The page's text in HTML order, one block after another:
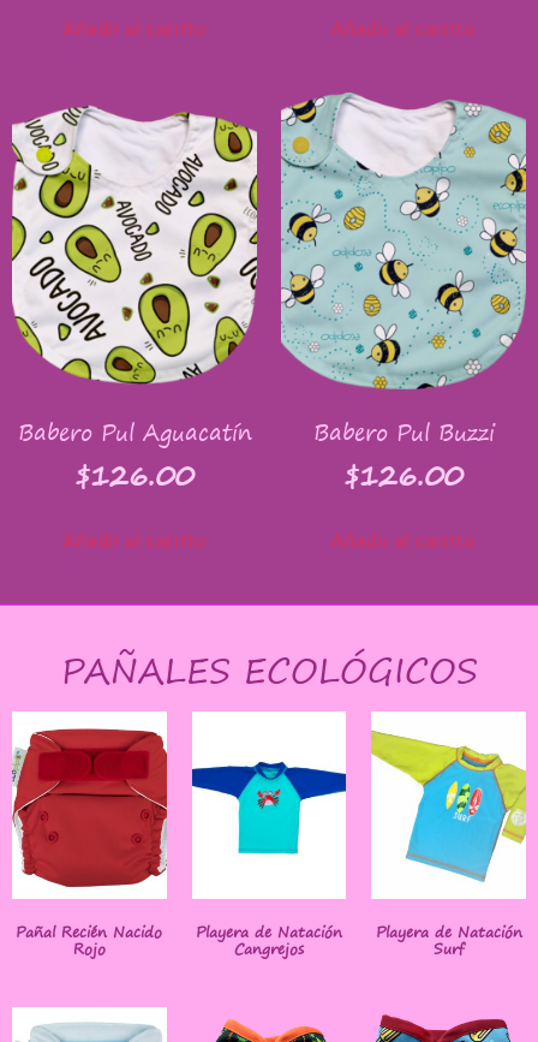
Añadir al carrito Añadir al carrito
Babero Pul Aguacatín
$126.00
Añadir al carrito
Babero Pul Buzzi
$126.00
Añadir al carrito
PAÑALES ECOLÓGICOS
Pañal Recién Nacido
Rojo
Playera de Natación
Cangrejos
Playera de Natación
Surf